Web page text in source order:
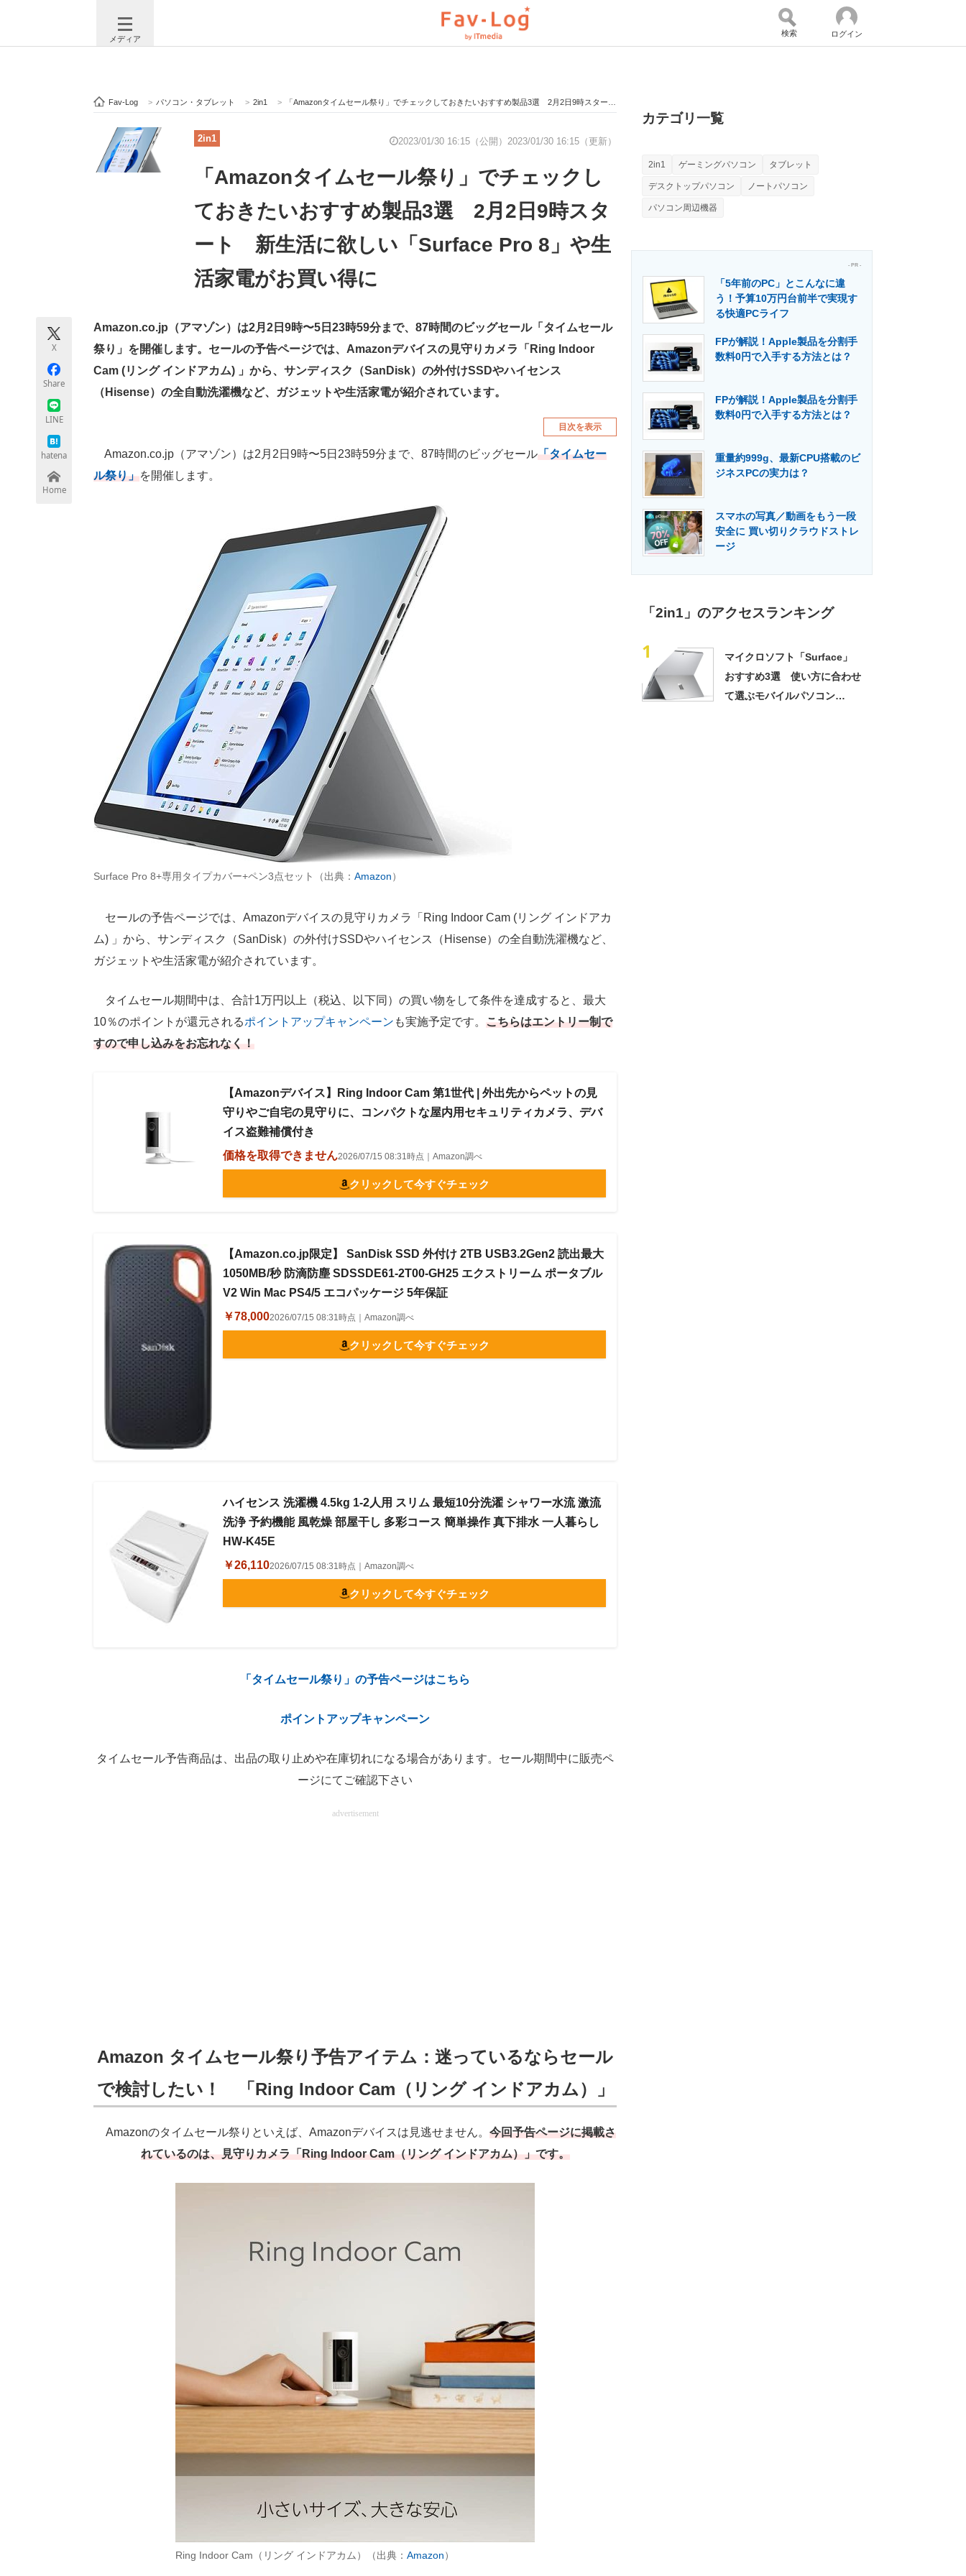
メディア
注目記事を集めた総合ページ ITの今と未来を見通す スマホと通信の最新トレンド 進化するPCとデバイスの未来
ビジネスと働き方のヒント AI活用のいまが分かる 企業ITのトレンドを詳説 経営リーダーのコミュニティ
ITエンジニア向け専門サイト 企業向けIT製品の総合サイト IT製品の技術・比較・事例 製造業のIT導入・活用を支援
エネルギーの専門メディア 建設×テクノロジーの最前線
ちょっと気になるネットの話題
検索 ログイン
Fav-Log > パソコン・タブレット > 2in1 > 「Amazonタイムセール祭り」でチェックしておきたいおすすめ製品3選 2月2日9時スタート 新生活に欲しい「Surface Pro 8」や生活家電がお買い得に
2in1 2023/01/30 16:15（公開） 2023/01/30 16:15（更新）
「Amazonタイムセール祭り」でチェックし
ておきたいおすすめ製品3選 2月2日9時スタ
ート 新生活に欲しい「Surface Pro 8」や生
活家電がお買い得に
X
Share
LINE
hatena
Home
Amazon.co.jp（アマゾン）は2月2日9時〜5日23時59分まで、87時間のビッグセール「タイムセール
祭り」を開催します。セールの予告ページでは、Amazonデバイスの見守りカメラ「Ring Indoor
Cam (リング インドアカム) 」から、サンディスク（SanDisk）の外付けSSDやハイセンス
（Hisense）の全自動洗濯機など、ガジェットや生活家電が紹介されています。
目次を表示
Amazon.co.jp（アマゾン）は2月2日9時〜5日23時59分まで、87時間のビッグセール「タイムセー
ル祭り」を開催します。
Surface Pro 8+専用タイプカバー+ペン3点セット（出典： Amazon）
セールの予告ページでは、Amazonデバイスの見守りカメラ「Ring Indoor Cam (リング インドアカ
ム) 」から、サンディスク（SanDisk）の外付けSSDやハイセンス（Hisense）の全自動洗濯機など、
ガジェットや生活家電が紹介されています。
タイムセール期間中は、合計1万円以上（税込、以下同）の買い物をして条件を達成すると、最大
10％のポイントが還元されるポイントアップキャンペーン も実施予定です。 こちらはエントリー制で
すので申し込みをお忘れなく！
【Amazonデバイス】Ring Indoor Cam 第1世代 | 外出先からペットの見
守りやご自宅の見守りに、コンパクトな屋内用セキュリティカメラ、デバ
イス盗難補償付き
価格を取得できません2026/07/15 08:31時点｜Amazon調べ
クリックして今すぐチェック
【Amazon.co.jp限定】 SanDisk SSD 外付け 2TB USB3.2Gen2 読出最大
1050MB/秒 防滴防塵 SDSSDE61-2T00-GH25 エクストリーム ポータブル
V2 Win Mac PS4/5 エコパッケージ 5年保証
￥78,0002026/07/15 08:31時点｜Amazon調べ
クリックして今すぐチェック
ハイセンス 洗濯機 4.5kg 1-2人用 スリム 最短10分洗濯 シャワー水流 激流
洗浄 予約機能 風乾燥 部屋干し 多彩コース 簡単操作 真下排水 一人暮らし
HW-K45E
￥26,1102026/07/15 08:31時点｜Amazon調べ
クリックして今すぐチェック
「タイムセール祭り」の予告ページはこちら
ポイントアップキャンペーン
タイムセール予告商品は、出品の取り止めや在庫切れになる場合があります。セール期間中に販売ペ
ージにてご確認下さい
advertisement
Amazon タイムセール祭り予告アイテム：迷っているならセール
で検討したい！ 「Ring Indoor Cam（リング インドアカム）」
Amazonのタイムセール祭りといえば、Amazonデバイスは見逃せません。 今回予告ページに掲載さ
れているのは、見守りカメラ「Ring Indoor Cam（リング インドアカム）」です。
Ring Indoor Cam（リング インドアカム）（出典： Amazon）
カテゴリ一覧
2in1 ゲーミングパソコン タブレット
デスクトップパソコン ノートパソコン
パソコン周辺機器
- PR -
「5年前のPC」とこんなに違
う！予算10万円台前半で実現す
る快適PCライフ
FPが解説！Apple製品を分割手
数料0円で入手する方法とは？
FPが解説！Apple製品を分割手
数料0円で入手する方法とは？
重量約999g、最新CPU搭載のビ
ジネスPCの実力は？
スマホの写真／動画をもう一段
安全に 買い切りクラウドストレ
ージ
「2in1」のアクセスランキング
1
マイクロソフト「Surface」
おすすめ3選 使い方に合わせ
て選ぶモバイルパソコン